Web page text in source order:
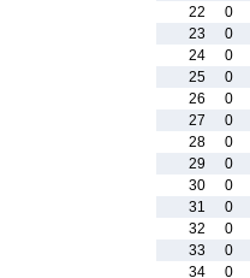
22
0
23
0
24
0
25
0
26
0
27
0
28
0
29
0
30
0
31
0
32
0
33
0
34
0